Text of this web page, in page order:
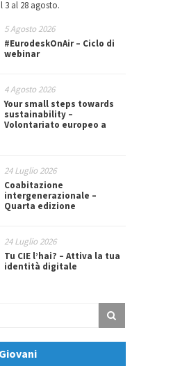
3 al 28 agosto.
5 Agosto 2026
#EurodeskOnAir – Ciclo di
webinar
4 Agosto 2026
Your small steps towards
sustainability –
Volontariato europeo a
24 Luglio 2026
Coabitazione
intergenerazionale –
Quarta edizione
24 Luglio 2026
Tu CIE l’hai? – Attiva la tua
identità digitale